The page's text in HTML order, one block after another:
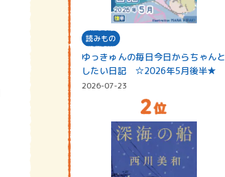
読みもの
ゆっきゅんの毎日今日からちゃんと
したい日記 ☆2026年5月後半★
2026-07-23